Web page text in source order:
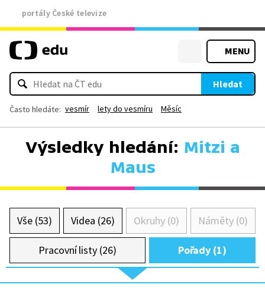
portály České televize
MENU
Hledat
Často hledáte: vesmír lety do vesmíru Měsíc
Výsledky hledání: Mitzi a
Maus
Vše (53) Videa (26) Okruhy (0) Náměty (0)
Pracovní listy (26) Pořady (1)